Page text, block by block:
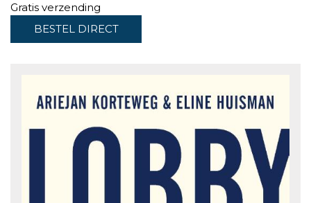
Gratis verzending
BESTEL DIRECT